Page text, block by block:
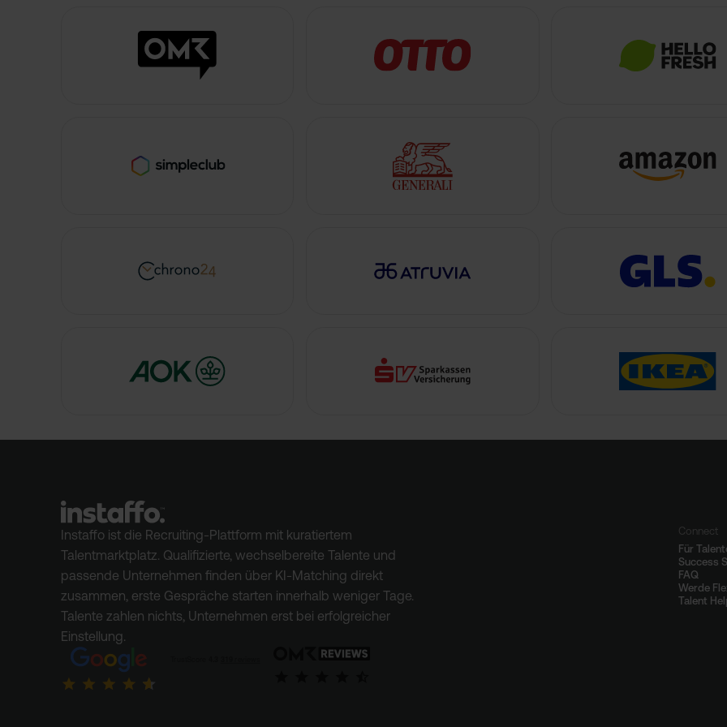
Instaffo ist die Recruiting-Plattform mit kuratiertem
Talentmarktplatz. Qualifizierte, wechselbereite Talente und
passende Unternehmen finden über KI-Matching direkt
zusammen, erste Gespräche starten innerhalb weniger Tage.
Talente zahlen nichts, Unternehmen erst bei erfolgreicher
Einstellung.
Connect
Für
Success
FAQ
Werde
Talent